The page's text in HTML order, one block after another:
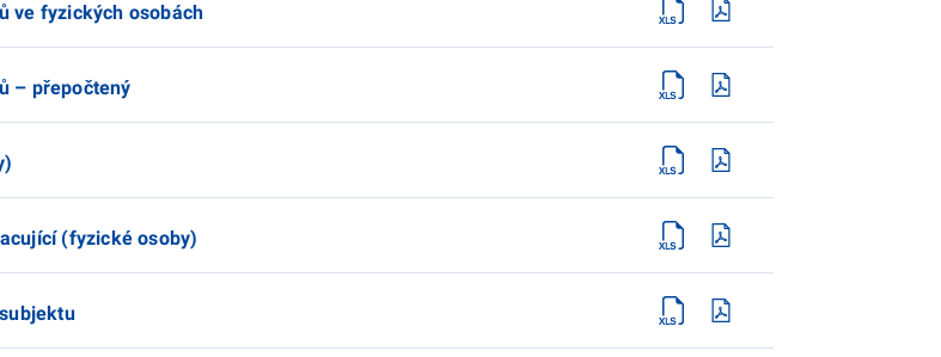
ve fyzických osobách
– přepočtený
(fyzické osoby)